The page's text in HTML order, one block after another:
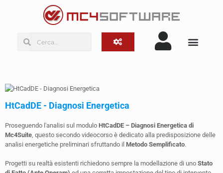
HtCadDE - Diagnosi Energetica
Proseguendo l'analisi sul modulo HtCadDE – Diagnosi Energetica di
Mc4Suite, questo secondo videocorso è dedicato alla predisposizione delle
analisi energetiche preliminari sfruttando il Metodo Semplificato.
Progetti su realtà esistenti richiedono sempre la modellazione di uno Stato